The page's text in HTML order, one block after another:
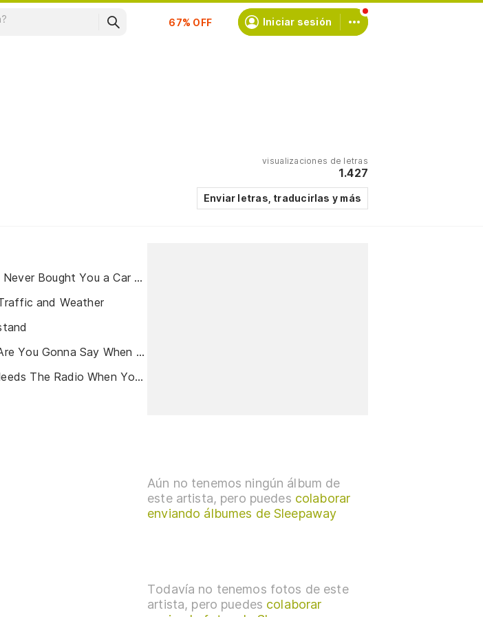
Suscríbete Iniciar sesión
visualizaciones de letras
1.427
Enviar letras, traducirlas y más
Sorry I Never Bought You a Car or Took You To Vegas
and Weather
What Are You Gonna Say When I Call You
Who Needs The Radio When You've Got Me
Aún no tenemos ningún álbum de
este artista, pero puedes colaborar
enviando álbumes de Sleepaway
Todavía no tenemos fotos de este
artista, pero puedes colaborar